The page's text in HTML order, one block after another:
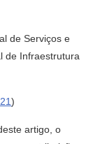
de Serviços e
de Infraestrutura
)
artigo, o